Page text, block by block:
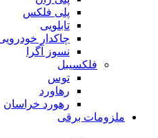
پلی فلکس
تابلویی
چاکدار
نسوز آگرا
فلکسیبل
توس
رهاورد
رهورد خراسان
ملزومات برقی